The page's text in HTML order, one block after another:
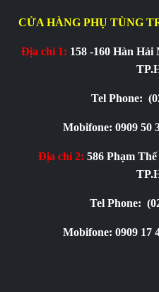
CỬA HÀNG PHỤ TÙNG
Địa chỉ 1: 158 -160 Hàn Hải
Tel Phone:
Mobifone: 0909 50
Địa chỉ 2: 586 Phạm
Tel Phone:
Mobifone: 0909 17